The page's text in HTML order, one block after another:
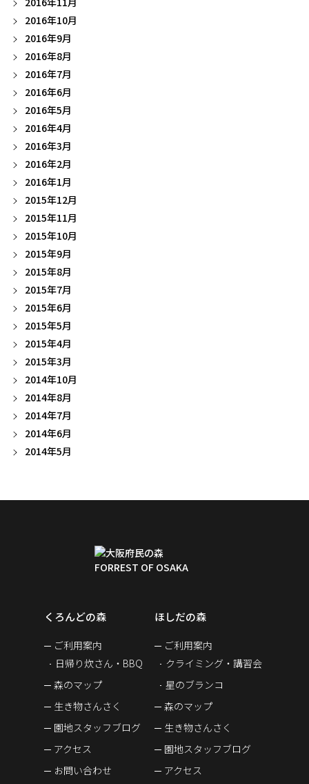
2016年10月
2016年9月
2016年8月
2016年7月
2016年6月
2016年5月
2016年4月
2016年3月
2016年2月
2016年1月
2015年12月
2015年11月
2015年10月
2015年9月
2015年8月
2015年7月
2015年6月
2015年5月
2015年4月
2015年3月
2014年10月
2014年8月
2014年7月
2014年6月
2014年5月
くろんどの森
ご利用案内
日帰り炊さん・BBQ
森のマップ
生き物さんさく
園地スタッフブログ
アクセス
お問い合わせ
ほしだの森
ご利用案内
クライミング・講習会
星のブランコ
森のマップ
生き物さんさく
園地スタッフブログ
アクセス